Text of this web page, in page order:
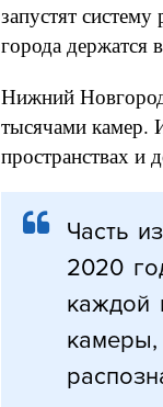
запустят
города держатся
Нижний
тысячами камер.
пространствах и
Часть
2020
каждой